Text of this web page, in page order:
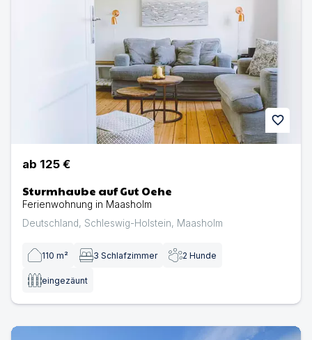
favorite
ab 125 €
Sturmhaube auf Gut Oehe
Ferienwohnung in Maasholm
Deutschland, Schleswig-Holstein, Maasholm
110 m² 3 Schlafzimmer 2 Hunde
eingezäunt
Sattlerei Gut Priesholz | Ferienhaus in Rabenholz